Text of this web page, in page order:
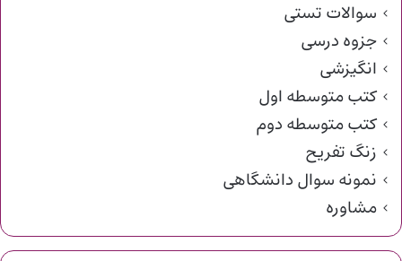
سوالات تستی
جزوه درسی
انگیزشی
کتب متوسطه اول
کتب متوسطه دوم
زنگ تفریح
نمونه سوال دانشگاهی
مشاوره